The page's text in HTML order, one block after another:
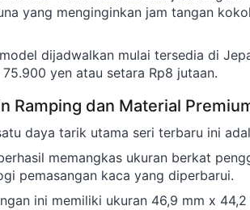
yang menginginkan jam tangan
dijadwalkan mulai tersedia di
yen atau setara Rp8 jutaan.
Ramping dan Material
daya tarik utama seri terbaru ini
memangkas ukuran berkat
pemasangan kaca yang diperbarui.
ini memiliki ukuran 46,9 mm x